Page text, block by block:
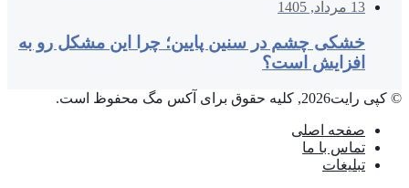
13 مرداد, 1405
خشکی چشم در سنین پایین؛ چرا این مشکل رو به
افزایش است؟
© کپی رایت2026, کلیه حقوق برای آکس مگ محفوظ است.
صفحه اصلی
تماس با ما
تبلیغات